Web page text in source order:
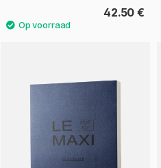
42.50 €